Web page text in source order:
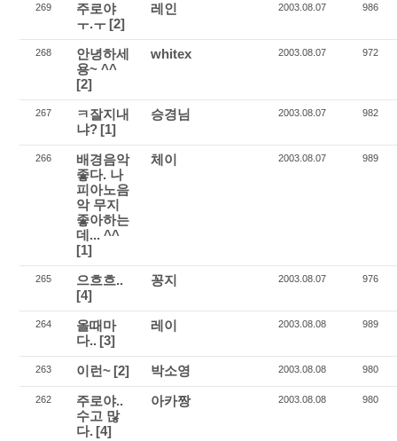
269
주로야
ㅜ.ㅜ [2]
레인 2003.08.07 986
268
안녕하세
용~ ^^
[2]
whitex 2003.08.07 972
267
ㅋ잘지내
냐? [1]
승경님 2003.08.07 982
266
배경음악
좋다. 나
피아노음
악 무지
좋아하는
데... ^^
[1]
체이 2003.08.07 989
265
으흐흐..
[4]
꽁지 2003.08.07 976
264
올때마
다.. [3]
레이 2003.08.08 989
263 이런~ [2] 박소영 2003.08.08 980
262
주로야..
수고 많
다. [4]
아카짱 2003.08.08 980